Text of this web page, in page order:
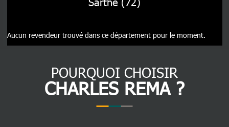
Aucun revendeur trouvé dans ce département pour le moment.
POURQUOI CHOISIR
CHARLES REMA ?